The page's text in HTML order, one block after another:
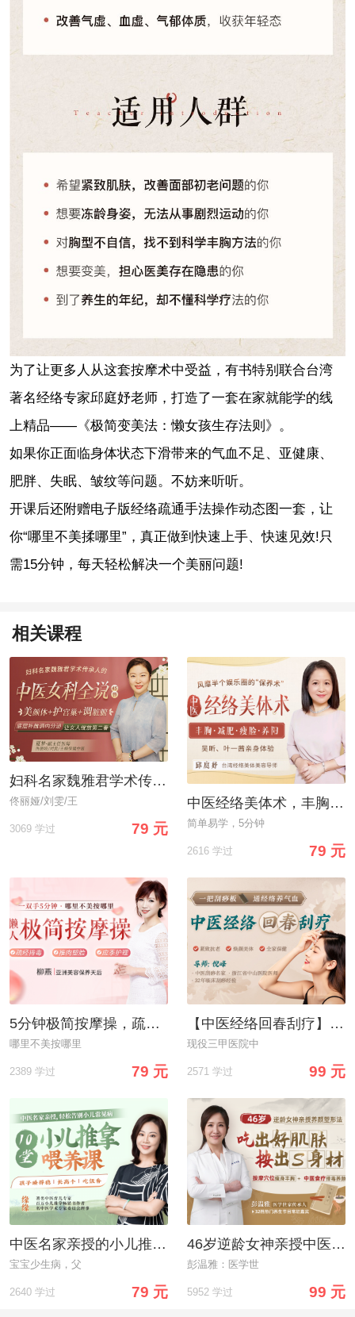
为了让更多人从这套按摩术中受益，有书特别联合台湾
著名经络专家邱庭妤老师，打造了一套在家就能学的线
上精品——《极简变美法：懒女孩生存法则》。
如果你正面临身体状态下滑带来的气血不足、亚健康、
肥胖、失眠、皱纹等问题。不妨来听听。
开课后还附赠电子版经络疏通手法操作动态图一套，让
你“哪里不美揉哪里”，真正做到快速上手、快速见效!只
需15分钟，每天轻松解决一个美丽问题!
相关课程
妇科名家魏雅君学术传承人：中医女科全说，美颜体+护宫巢+调脏腑，让你绽放第二春
佟丽娅/刘雯/王
3069 学过 79 元
中医经络美体术，丰胸·减肥·瘦脸·养阳，让你从头到脚美个够！
简单易学，5分钟
2616 学过 79 元
5分钟极简按摩操，疏经排毒/推肉塑脸/应季护理，还你紧致少女脸
哪里不美按哪里
2389 学过 79 元
【中医经络回春刮疗】一块刮痧板，通经络养气血，让你紧致抗老/焕养美体/全家保健
现役三甲医院中
2571 学过 99 元
中医名家亲授的小儿推拿：轻松告别常见病，孩子睡得稳、长高个、吃饭香
宝宝少生病，父
2640 学过 79 元
46岁逆龄女神亲授中医养颜塑形法：吃出好肌肤，按出S身材！
彭温雅：医学世
5952 学过 99 元